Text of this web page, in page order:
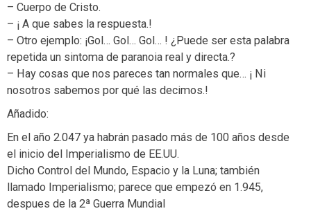
– Cuerpo de Cristo.
– ¡ A que sabes la respuesta.!
– Otro ejemplo: ¡Gol… Gol… Gol… ! ¿Puede ser esta palabra
repetida un sintoma de paranoia real y directa.?
– Hay cosas que nos pareces tan normales que… ¡ Ni
nosotros sabemos por qué las decimos.!
Añadido:
En el año 2.047 ya habrán pasado más de 100 años desde
el inicio del Imperialismo de EE.UU.
Dicho Control del Mundo, Espacio y la Luna; también
llamado Imperialismo; parece que empezó en 1.945,
despues de la 2ª Guerra Mundial